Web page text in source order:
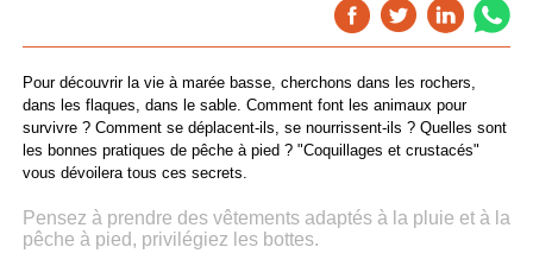
Pour découvrir la vie à marée basse, cherchons dans les rochers,
dans les flaques, dans le sable. Comment font les animaux pour
survivre ? Comment se déplacent-ils, se nourrissent-ils ? Quelles sont
les bonnes pratiques de pêche à pied ? "Coquillages et crustacés"
vous dévoilera tous ces secrets.
Pensez à prendre des vêtements adaptés à la pluie et à la
pêche à pied, privilégiez les bottes.